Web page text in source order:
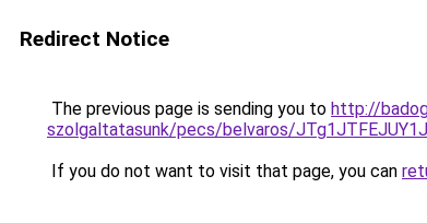
Redirect Notice
The previous page is sending you to http://
szolgaltatasunk/pecs/belvaros/
If you do not want to visit that page, you can